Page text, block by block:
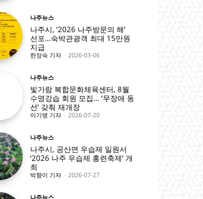
나주뉴스
나주시, ‘2026 나주방문의 해’
선포…숙박관광객 최대 15만원
지급
한장숙 기자 - 2026-03-06
나주뉴스
빛가람 복합문화체육센터, 8월
수영강습 회원 모집… ‘무장애 동
선’ 갖춰 재개장
이기병 기자 - 2026-07-20
나주뉴스
나주시, 공산면 우습제 일원서
‘2026 나주 우습제 홍련축제’ 개
최
박향이 기자 - 2026-07-27